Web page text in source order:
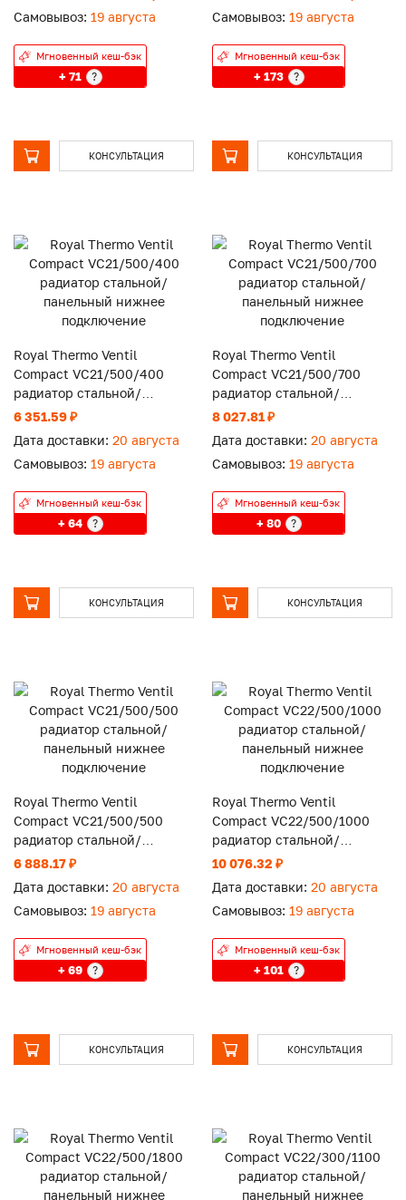
Самовывоз: 19 августа
Мгновенный кеш-бэк
+ 71 ?
КОНСУЛЬТАЦИЯ
Самовывоз: 19 августа
Мгновенный кеш-бэк
+ 173 ?
КОНСУЛЬТАЦИЯ
Royal Thermo Ventil
Compact VC21/500/400
радиатор стальной/
панельный нижнее
6 351.59 ₽
Дата доставки: 20 августа
Самовывоз: 19 августа
Мгновенный кеш-бэк
+ 64 ?
КОНСУЛЬТАЦИЯ
Royal Thermo Ventil
Compact VC21/500/700
радиатор стальной/
панельный нижнее
8 027.81 ₽
Дата доставки: 20 августа
Самовывоз: 19 августа
Мгновенный кеш-бэк
+ 80 ?
КОНСУЛЬТАЦИЯ
Royal Thermo Ventil
Compact VC21/500/500
радиатор стальной/
панельный нижнее
6 888.17 ₽
Дата доставки: 20 августа
Самовывоз: 19 августа
Мгновенный кеш-бэк
+ 69 ?
КОНСУЛЬТАЦИЯ
Royal Thermo Ventil
Compact VC22/500/1000
радиатор стальной/
панельный нижнее
10 076.32 ₽
Дата доставки: 20 августа
Самовывоз: 19 августа
Мгновенный кеш-бэк
+ 101 ?
КОНСУЛЬТАЦИЯ